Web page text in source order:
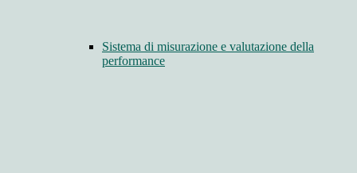
Sistema di misurazione e valutazione della
performance